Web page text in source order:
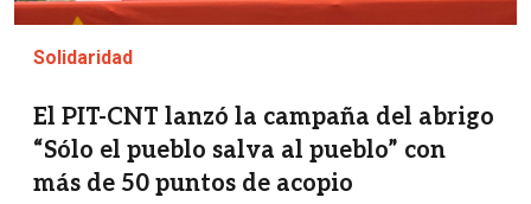
Solidaridad
El PIT-CNT lanzó la campaña del abrigo
“Sólo el pueblo salva al pueblo” con
más de 50 puntos de acopio